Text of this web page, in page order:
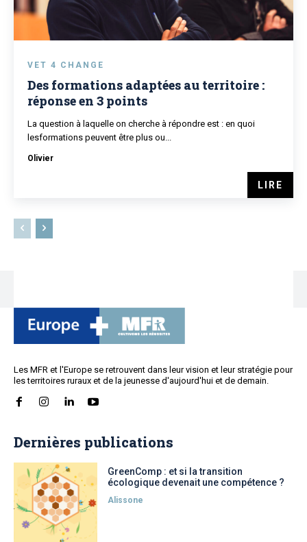
VET 4 CHANGE
Des formations adaptées au territoire :
réponse en 3 points
La question à laquelle on cherche à répondre est : en quoi
lesformations peuvent être plus ou...
Olivier
LIRE
Les MFR et l'Europe se retrouvent dans leur vision et leur stratégie pour
les territoires ruraux et de la jeunesse d'aujourd'hui et de demain.
Dernières publications
GreenComp : et si la transition
écologique devenait une compétence ?
Alissone